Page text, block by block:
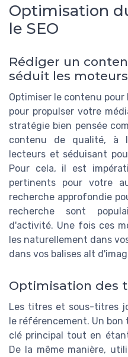
Optimisation
le SEO
Rédiger un
séduit les
Optimiser le contenu pour
pour propulser votre
stratégie bien pensée
contenu de qualité, à
lecteurs et séduisant
Pour cela, il est
pertinents pour votre
recherche approfondie
recherche sont
d'activité. Une fois ces
les naturellement dans
dans vos balises alt
Optimisation des
Les titres et sous-titres
le référencement. Un
clé principal tout en
De la même manière,